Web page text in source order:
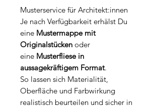
Musterservice für Architekt:innen
Je nach Verfügbarkeit erhälst Du
eine Mustermappe mit
Originalstücken oder
eine Musterfliese in
aussagekräftigem Format.
So lassen sich Materialität,
Oberfläche und Farbwirkung
realistisch beurteilen und sicher in